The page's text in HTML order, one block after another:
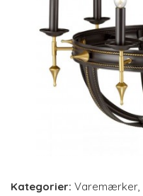
Kategorier: Varemærker,